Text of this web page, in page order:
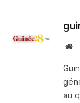
au